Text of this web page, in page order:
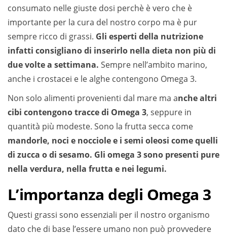
consumato nelle giuste dosi perchè è vero che è
importante per la cura del nostro corpo ma è pur
sempre ricco di grassi. Gli esperti della nutrizione
infatti consigliano di inserirlo nella dieta non più di
due volte a settimana. Sempre nell’ambito marino,
anche i crostacei e le alghe contengono Omega 3.
Non solo alimenti provenienti dal mare ma anche altri
cibi contengono tracce di Omega 3, seppure in
quantità più modeste. Sono la frutta secca come
mandorle, noci e nocciole e i semi oleosi come quelli
di zucca o di sesamo. Gli omega 3 sono presenti pure
nella verdura, nella frutta e nei legumi.
L’importanza degli Omega 3
Questi grassi sono essenziali per il nostro organismo
dato che di base l’essere umano non può provvedere